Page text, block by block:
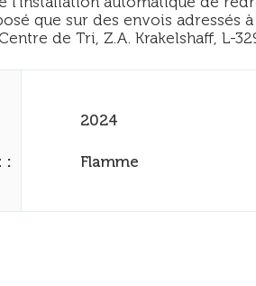
que sur des envois adressés
de Tri, Z.A. Krakelshaff, L-
:
2024
Flamme